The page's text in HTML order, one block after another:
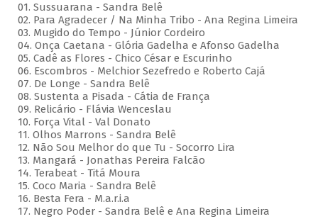
01. Sussuarana - Sandra Belê
02. Para Agradecer / Na Minha Tribo - Ana Regina Limeira
03. Mugido do Tempo - Júnior Cordeiro
04. Onça Caetana - Glória Gadelha e Afonso Gadelha
05. Cadê as Flores - Chico César e Escurinho
06. Escombros - Melchior Sezefredo e Roberto Cajá
07. De Longe - Sandra Belê
08. Sustenta a Pisada - Cátia de França
09. Relicário - Flávia Wenceslau
10. Força Vital - Val Donato
11. Olhos Marrons - Sandra Belê
12. Não Sou Melhor do que Tu - Socorro Lira
13. Mangará - Jonathas Pereira Falcão
14. Terabeat - Titá Moura
15. Coco Maria - Sandra Belê
16. Besta Fera - M.a.r.i.a
17. Negro Poder - Sandra Belê e Ana Regina Limeira